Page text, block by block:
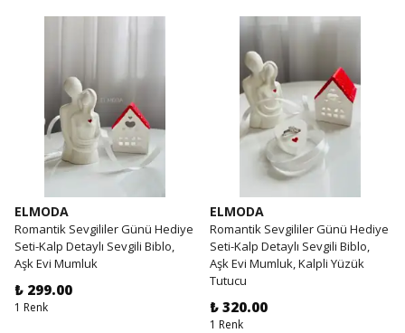
ELMODA
Romantik Sevgililer Günü Hediye
Seti-Kalp Detaylı Sevgili Biblo,
Aşk Evi Mumluk
₺ 299.00
1 Renk
ELMODA
Romantik Sevgililer Günü Hediye
Seti-Kalp Detaylı Sevgili Biblo,
Aşk Evi Mumluk, Kalpli Yüzük
Tutucu
₺ 320.00
1 Renk